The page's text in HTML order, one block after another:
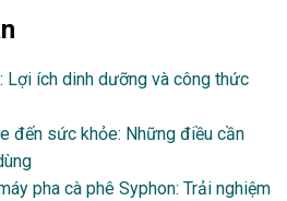
Lợi ích dinh dưỡng và công thức
đến sức khỏe: Những điều cần
pha cà phê Syphon: Trải nghiệm